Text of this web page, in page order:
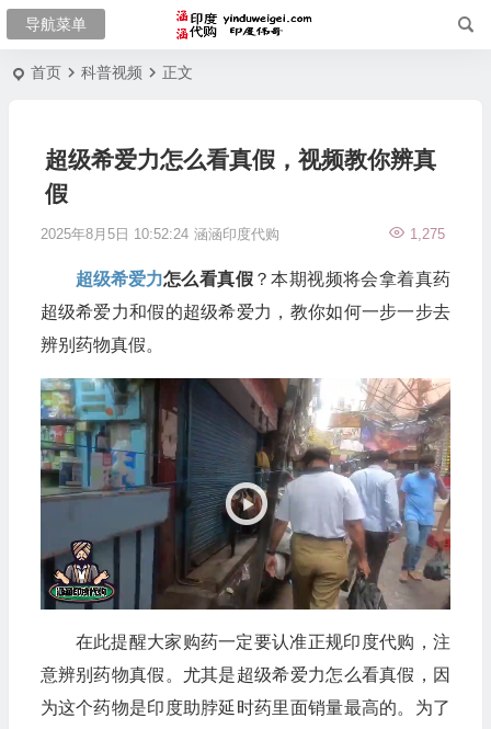
首页 科普视频 正文
超级希爱力怎么看真假，视频教你辨真
假
2025年8月5日 10:52:24 涵涵印度代购 1,275
超级希爱力怎么看真假？本期视频将会拿着真药
超级希爱力和假的超级希爱力，教你如何一步一步去
辨别药物真假。
视
频
播
放
在此提醒大家购药一定要认准正规印度代购，注
意辨别药物真假。尤其是超级希爱力怎么看真假，因
为这个药物是印度助脖延时药里面销量最高的。为了